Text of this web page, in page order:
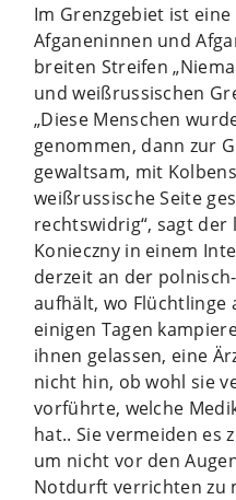
Im Grenzgebiet ist
Afganeninnen und
breiten Streifen
und weißrussischen
„Diese Menschen
genommen, dann zur
gewaltsam, mit
weißrussische Seite
rechtswidrig“, sagt der
Konieczny in einem
derzeit an der
aufhält, wo Flüchtlinge
einigen Tagen
ihnen gelassen, eine
nicht hin, ob wohl sie
vorführte, welche
hat.. Sie vermeiden es
um nicht vor den
Notdurft verrichten zu